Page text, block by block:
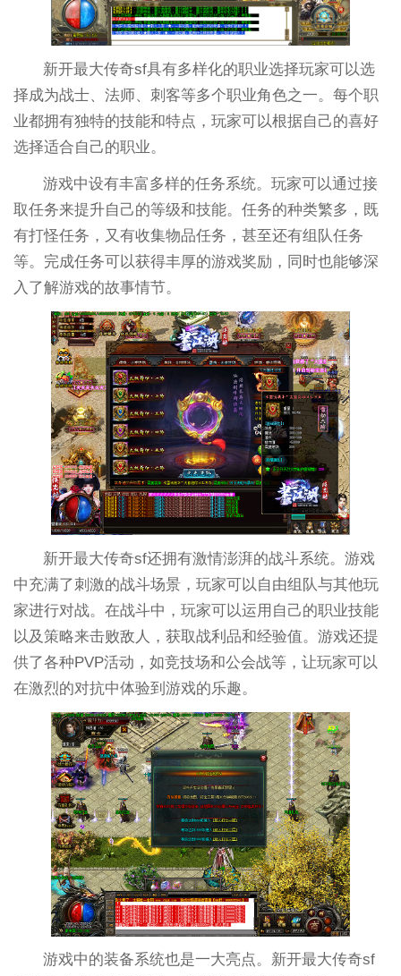
新开最大传奇sf具有多样化的职业选择玩家可以选
择成为战士、法师、刺客等多个职业角色之一。每个职
业都拥有独特的技能和特点，玩家可以根据自己的喜好
选择适合自己的职业。
游戏中设有丰富多样的任务系统。玩家可以通过接
取任务来提升自己的等级和技能。任务的种类繁多，既
有打怪任务，又有收集物品任务，甚至还有组队任务
等。完成任务可以获得丰厚的游戏奖励，同时也能够深
入了解游戏的故事情节。
新开最大传奇sf还拥有激情澎湃的战斗系统。游戏
中充满了刺激的战斗场景，玩家可以自由组队与其他玩
家进行对战。在战斗中，玩家可以运用自己的职业技能
以及策略来击败敌人，获取战利品和经验值。游戏还提
供了各种PVP活动，如竞技场和公会战等，让玩家可以
在激烈的对抗中体验到游戏的乐趣。
游戏中的装备系统也是一大亮点。新开最大传奇sf